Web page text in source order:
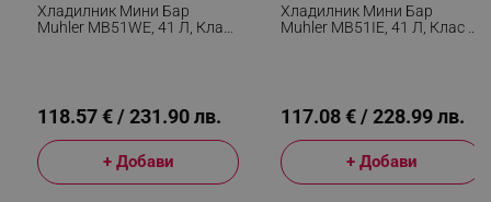
Хладилник Мини Бар
Muhler MB51WE, 41 Л, Клас
118.57 € / 231.90 лв.
+ Добави
Хладилник Мини Бар
Muhler MB51IE, 41 Л, Клас E,
117.08 € / 228.99 лв.
+ Добави